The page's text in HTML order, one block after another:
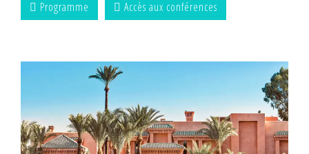
Programme Accès aux conférences